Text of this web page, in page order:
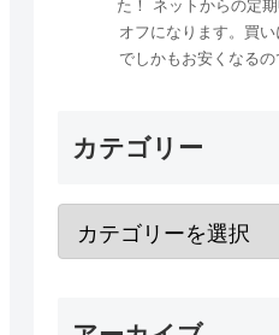
た！ ネットからの定
オフになります。買
でしかもお安くなるの
カテゴリー